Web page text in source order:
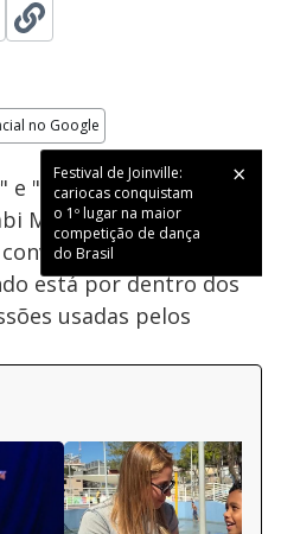
no Google
Festival de Joinville:
cariocas conquistam
o 1º lugar na maior
competição de dança
do Brasil
e "fomo" são algumas
Marques esteve no
com a galera e
está por dentro dos
usadas pelos